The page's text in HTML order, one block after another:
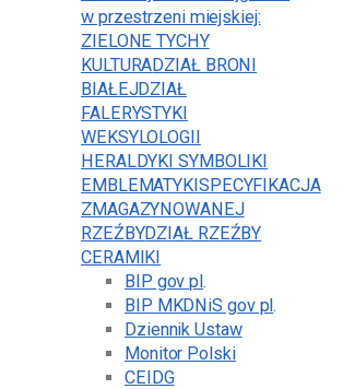
w przestrzeni miejskiej:
ZIELONE TYCHY
KULTURADZIAŁ BRONI
BIAŁEJDZIAŁ
FALERYSTYKI
WEKSYLOLOGII
HERALDYKI SYMBOLIKI
EMBLEMATYKISPECYFIKACJA
ZMAGAZYNOWANEJ
RZEŹBYDZIAŁ RZEŹBY
CERAMIKI
BIP gov pl.
BIP MKDNiS gov pl.
Dziennik Ustaw
Monitor Polski
CEIDG